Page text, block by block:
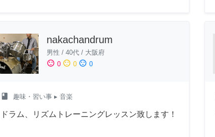
nakachandrum
男性 / 40代 / 大阪府
sentiment_satisfied 0 sentiment_neutral 0 sentiment_dissatisfied 0
class 趣味・習い事 ▸ 音楽
ドラム、リズムトレーニングレッスン致します！